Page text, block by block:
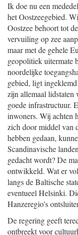
Ik doe nu een
het Oostzeegebied.
Oostzee behoort tot
vervuiling op zee
maar met de gehele
geopolitiek uitermate
noordelijke
gebied, ligt
zijn allemaal lidstaten
goede infrastructuur.
inwoners. Wij achten
zich door middel van
hebben gedaan,
Scandinavische
gedacht wordt? De
ontwikkeld. Wat er
langs de Baltische
eventueel Helsinki.
Hanzeregio's
De regering geeft
ontbreekt voor